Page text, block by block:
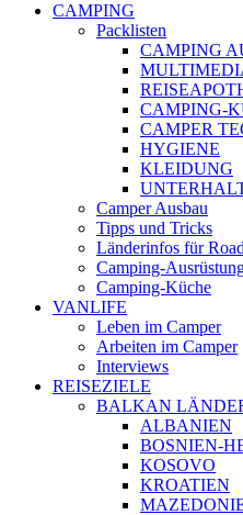
CAMPING
Packlisten
CAMPING
CAMPING-
CAMPER
HYGIENE
KLEIDUNG
Camper Ausbau
Tipps und Tricks
Länderinfos für
Camping-
Camping-Küche
VANLIFE
Leben im Camper
Arbeiten im Camper
Interviews
REISEZIELE
BALKAN
ALBANIEN
BOSNIEN-
KOSOVO
KROATIEN